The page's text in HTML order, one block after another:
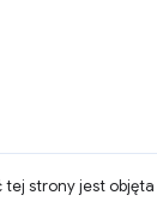
tej strony jest objęta